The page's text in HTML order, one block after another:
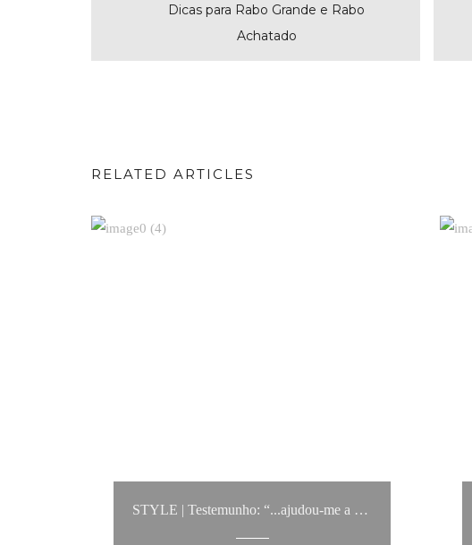
Dicas para Rabo Grande e Rabo
Achatado
RELATED ARTICLES
STYLE | Testemunho: “...ajudou-me a criar looks infinitos, mostrou-me a melhor maneira de usar cada tipo de roupa e fez com que conseguisse criar um estilo..."